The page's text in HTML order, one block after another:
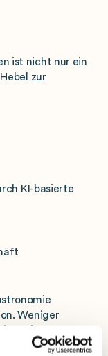
ist nicht nur ein
zur
KI-basierte
Weniger
ist gelebte